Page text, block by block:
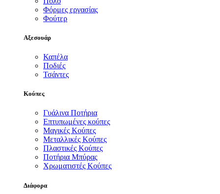
Φόρμες εργασίας
Φούτερ
Αξεσουάρ
Καπέλα
Ποδιές
Τσάντες
Κούπες
Γυάλινα Ποτήρια
Επτυπωμένες κούπες
Μαγικές Κούπες
Μεταλλικές Κούπες
Πλαστικές Κούπες
Ποτήρια Μπύρας
Χρωματιστές Κούπες
Διάφορα